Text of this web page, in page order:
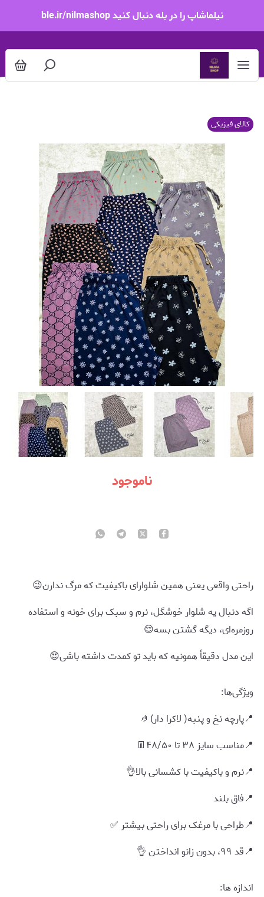
نیلماشاپ را در بله دنبال کنید ble.ir/nilmashop
کالای فیزیکی
ناموجود
راحتی واقعی یعنی همین شلوارای باکیفیت که مرگ ندارن😉
اگه دنبال یه شلوار خوشگل، نرم و سبک برای خونه و استفاده
روزمره‌ای، دیگه گشتن بسه😌
این مدل دقیقاً همونیه که باید تو کمدت داشته باشی😍
ویژگی‌ها:
📍پارچه نخ و پنبه( لاکرا دار)🤌
📍مناسب سایز ۳۸ تا ۴۸/۵۰👖
📍نرم و باکیفیت با کشسانی بالا👌
📍فاق بلند
📍طراحی با مرغک برای راحتی بیشتر ✅️
📍قد ۹۹، بدون زانو انداختن 👌
اندازه ها: